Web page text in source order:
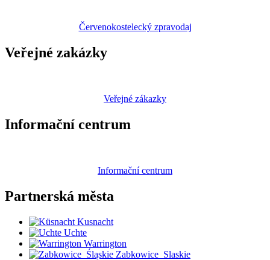
Červenokostelecký zpravodaj
Veřejné zakázky
Veřejné zákazky
Informační centrum
Informační centrum
Partnerská města
Kusnacht
Uchte
Warrington
Zabkowice_Slaskie